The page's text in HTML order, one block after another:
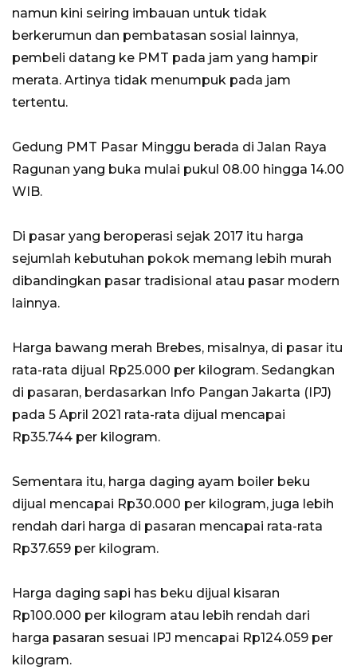
namun kini seiring imbauan untuk tidak
berkerumun dan pembatasan sosial lainnya,
pembeli datang ke PMT pada jam yang hampir
merata. Artinya tidak menumpuk pada jam
tertentu.
Gedung PMT Pasar Minggu berada di Jalan Raya
Ragunan yang buka mulai pukul 08.00 hingga 14.00
WIB.
Di pasar yang beroperasi sejak 2017 itu harga
sejumlah kebutuhan pokok memang lebih murah
dibandingkan pasar tradisional atau pasar modern
lainnya.
Harga bawang merah Brebes, misalnya, di pasar itu
rata-rata dijual Rp25.000 per kilogram. Sedangkan
di pasaran, berdasarkan Info Pangan Jakarta (IPJ)
pada 5 April 2021 rata-rata dijual mencapai
Rp35.744 per kilogram.
Sementara itu, harga daging ayam boiler beku
dijual mencapai Rp30.000 per kilogram, juga lebih
rendah dari harga di pasaran mencapai rata-rata
Rp37.659 per kilogram.
Harga daging sapi has beku dijual kisaran
Rp100.000 per kilogram atau lebih rendah dari
harga pasaran sesuai IPJ mencapai Rp124.059 per
kilogram.